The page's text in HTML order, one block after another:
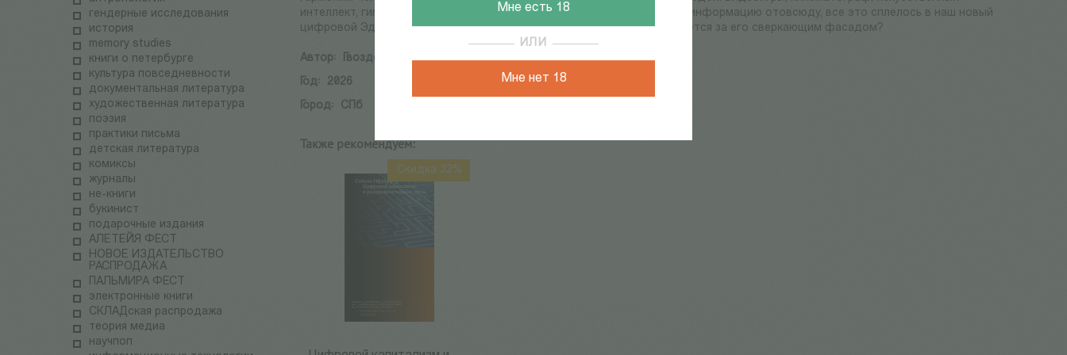
Мне есть 18
ИЛИ
Мне нет 18
гендерные исследования
история
memory studies
книги о петербурге
культура повседневности
документальная литература
художественная литература
поэзия
практики письма
детская литература
комиксы
журналы
не-книги
букинист
подарочные издания
АЛЕТЕЙЯ ФЕСТ
НОВОЕ ИЗДАТЕЛЬСТВО
РАСПРОДАЖА
ПАЛЬМИРА ФЕСТ
электронные книги
СКЛАДская распродажа
теория медиа
научпоп
интеллект, гигантские мерцающие билборды, экраны, транслирующие информацию отовсюду, все это сплелось в наш новый
цифровой Эдем. Но сколь прочен этот дигитальный рай, и что скрывается за его сверкающим фасадом?
Автор:
Гвоздев А., Шимохин Б.
Год:
2026
Город:
СПб
Также рекомендуем:
Скидка 32%